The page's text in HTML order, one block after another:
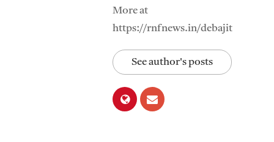
More at
https://rnfnews.in/debajit
See author's posts